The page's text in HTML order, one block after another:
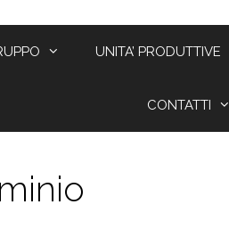
UNITA’ PRODUTTIVE
CONTATTI